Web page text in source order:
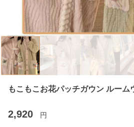
もこもこお花パッチガウン ルーム
2,920 円